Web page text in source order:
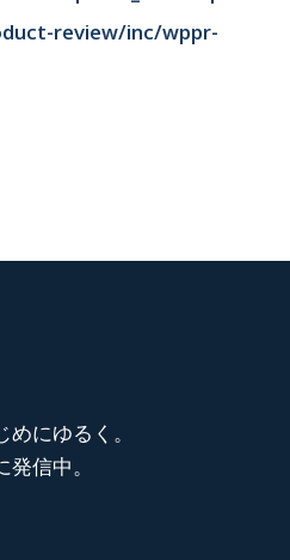
review/inc/wppr-
にゆるく。
信中。